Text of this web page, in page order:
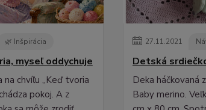
🌿 Inšpirácia
myseľ oddychuje
na chvíľu „Keď tvoria
pokoj. A z
27.11.2021
Detská
Deka háčkovaná
Baby merino.